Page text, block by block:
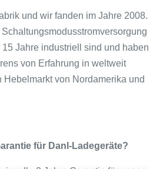
und wir fanden im Jahre 2008.
Jahre industriell sind und haben
von Erfahrung in weltweit
Hebelmarkt von Nordamerika und
für Danl-Ladegeräte?